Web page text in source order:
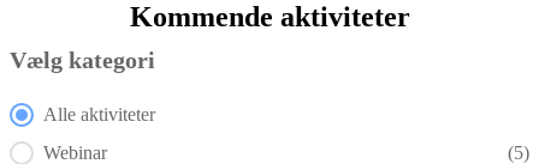
Kommende aktiviteter
Vælg kategori
Vælg kategori
Alle aktiviteter
Webinar
(5)